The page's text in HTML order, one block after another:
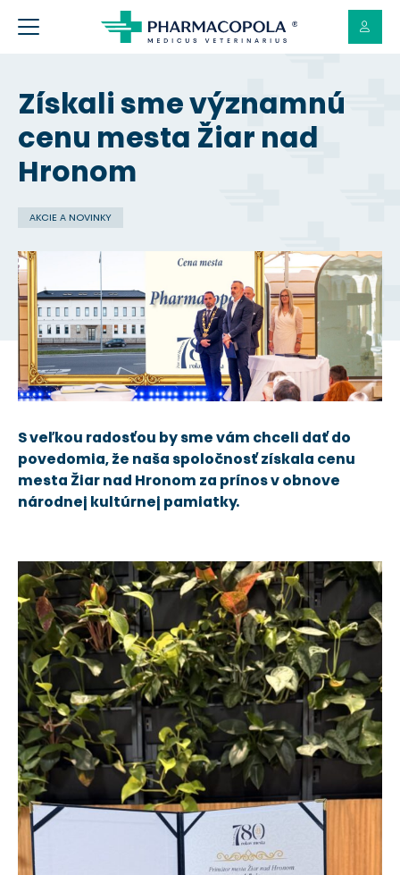
Získali sme významnú
cenu mesta Žiar nad
Hronom
AKCIE A NOVINKY
S veľkou radosťou by sme vám chceli dať do
povedomia, že naša spoločnosť získala cenu
mesta Žiar nad Hronom za prínos v obnove
národnej kultúrnej pamiatky.